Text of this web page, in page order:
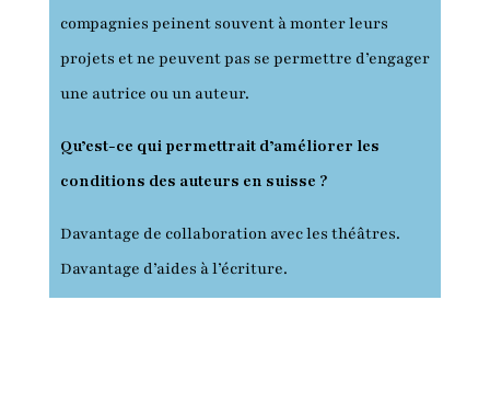
compagnies peinent souvent à monter leurs
projets et ne peuvent pas se permettre d’engager
une autrice ou un auteur.
Qu’est-ce qui permettrait d’améliorer les
conditions des auteurs en suisse ?
Davantage de collaboration avec les théâtres.
Davantage d’aides à l’écriture.